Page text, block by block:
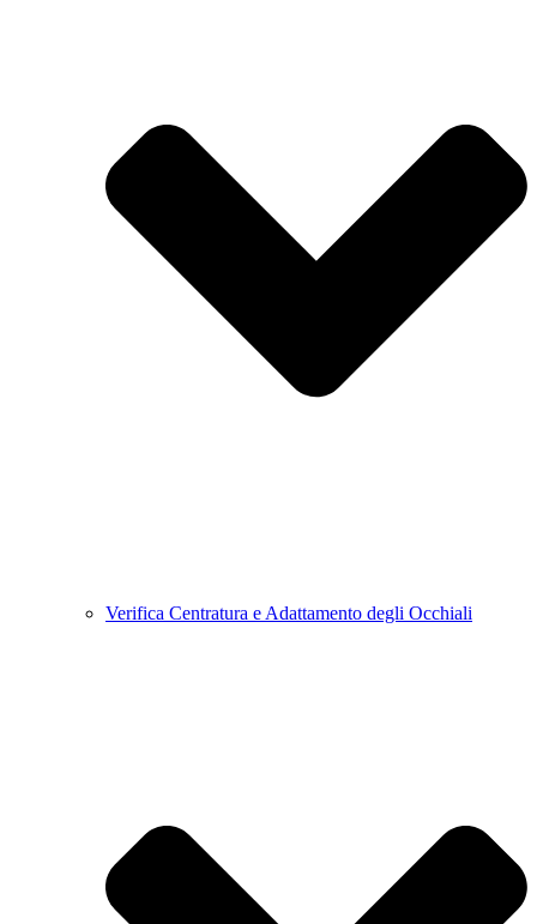
Verifica Centratura e Adattamento degli Occhiali